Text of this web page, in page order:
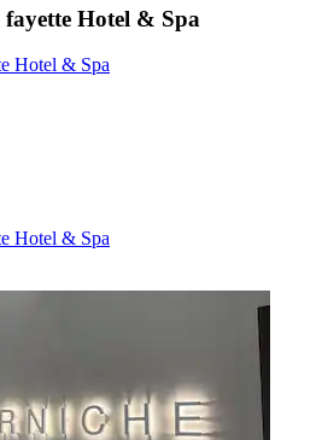
fayette Hotel & Spa
Hotel & Spa
Hotel & Spa